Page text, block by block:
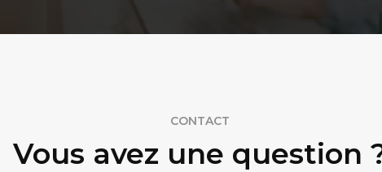
CONTACT
Vous avez une question